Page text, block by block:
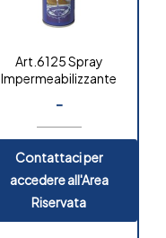
Art.6125 Spray
Impermeabilizzante
-
Contattaci per
accedere all'Area
Riservata